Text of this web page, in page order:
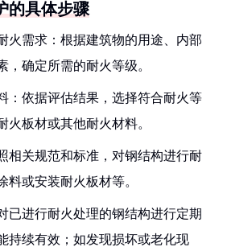
的具体步骤
火需求：根据建筑物的用途、内部
，确定所需的耐火等级。
：依据评估结果，选择符合耐火等
火板材或其他耐火材料。
相关规范和标准，对钢结构进行耐
料或安装耐火板材等。
已进行耐火处理的钢结构进行定期
持续有效；如发现损坏或老化现